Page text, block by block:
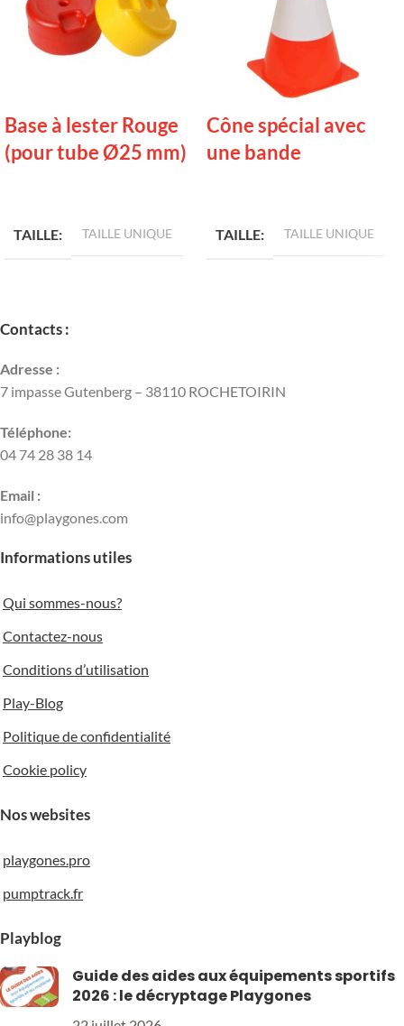
Base à lester Rouge
(pour tube Ø25 mm)
TAILLE
TAILLE UNIQUE
Cône spécial avec
une bande
TAILLE
TAILLE UNIQUE
Contacts :
Adresse :
7 impasse Gutenberg – 38110 ROCHETOIRIN
Téléphone:
04 74 28 38 14
Email :
info@playgones.com
Informations utiles
Qui sommes-nous?
Contactez-nous
Conditions d’utilisation
Play-Blog
Politique de confidentialité
Cookie policy
Nos websites
playgones.pro
pumptrack.fr
Playblog
Guide des aides aux équipements sportifs
2026 : le décryptage Playgones